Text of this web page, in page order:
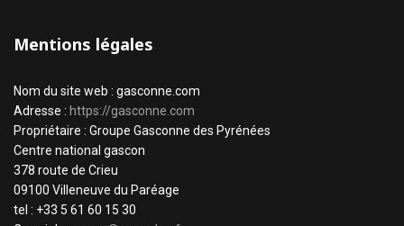
Mentions légales
Nom du site web : gasconne.com
Adresse : https://gasconne.com
Propriétaire : Groupe Gasconne des Pyrénées
Centre national gascon
378 route de Crieu
09100 Villeneuve du Paréage
tel : +33 5 61 60 15 30